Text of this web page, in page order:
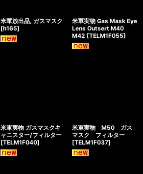
米軍放出品, ガスマスク
[h165]
米軍実物 Gas Mask Eye
Lens Outsert M40
M42 [TELM1F055]
米軍実物 ガスマスクキ
ャニスター/フィルター
[TELM1F040]
米軍実物 M50 ガス
マスク フィルター
[TELM1F037]